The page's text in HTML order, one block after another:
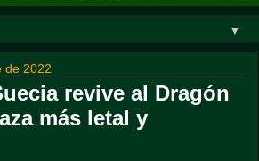
▼
de 2022
revive al Dragón
más letal y